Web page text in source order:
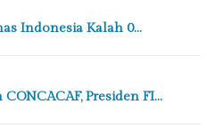
Indonesia Kalah 0…
Presiden FI…